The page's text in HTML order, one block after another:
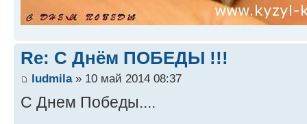
Re: С Днём ПОБЕДЫ !!!
ludmila» 10 май 2014 08:37
С Днем Победы....